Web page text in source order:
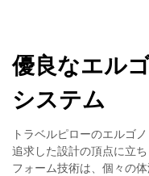
優良なエル
システム
トラベルピローのエルゴ
追求した設計の頂点に立
フォーム技術は、個々の